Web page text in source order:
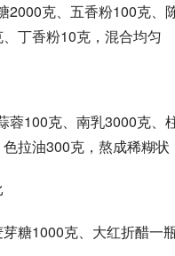
2000克、五香粉100克
丁香粉10克，混合均匀
蓉100克、南乳3000克
拉油300克，熬成稀糊状
糖1000克、大红折醋一